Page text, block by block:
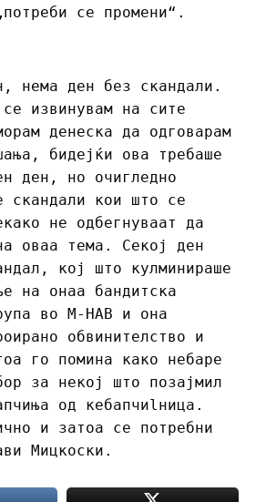
се промени“.
нема ден без скандали.
извинувам на сите
денеска да одговарам
бидејќи ова требаше
ден, но очигледно
скандали кои што се
не одбегнуваат да
оваа тема. Секој ден
кој што кулминираше
на онаа бандитска
во М-НАВ и она
обвинителство и
го помина како небаре
за некој што позајмил
од кебапчиlница.
и затоа се потребни
Мицкоски.